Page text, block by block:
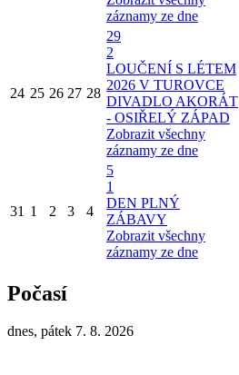
záznamy ze dne
24 25 26 27 28
29
2
LOUČENÍ S LÉTEM
2026 V TUROVCE
DIVADLO AKORÁT
- OSIŘELÝ ZÁPAD
Zobrazit všechny
záznamy ze dne
31 1 2 3 4
5
1
DEN PLNÝ
ZÁBAVY
Zobrazit všechny
záznamy ze dne
Počasí
dnes, pátek 7. 8. 2026